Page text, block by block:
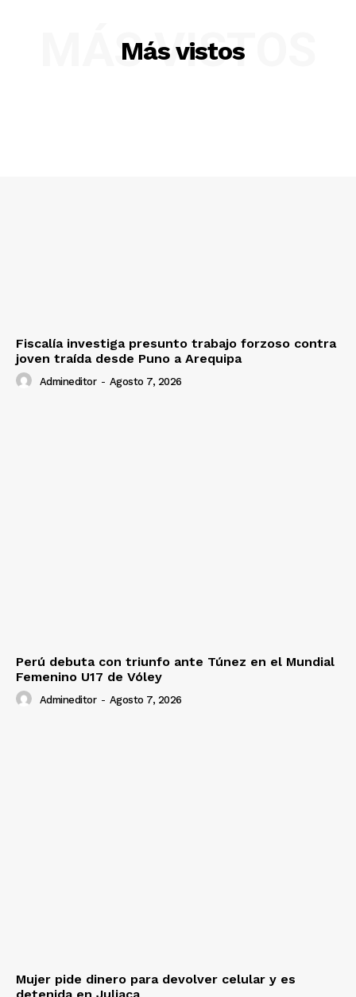
Más vistos
MÁS VISTOS
Fiscalía investiga presunto trabajo forzoso contra
joven traída desde Puno a Arequipa
Admineditor - Agosto 7, 2026
Perú debuta con triunfo ante Túnez en el Mundial
Femenino U17 de Vóley
Admineditor - Agosto 7, 2026
Mujer pide dinero para devolver celular y es